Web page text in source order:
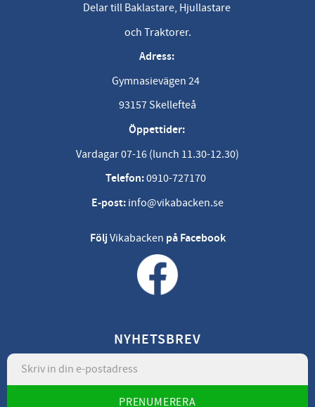
Delar till Baklastare, Hjullastare
och Traktorer.
Adress:
Gymnasievägen 24
93157 Skellefteå
Öppettider:
Vardagar 07-16 (lunch 11.30-12.30)
Telefon:0910-727170
E-post: info@vikabacken.se
FöljVikabacken på Facebook
NYHETSBREV
PRENUMERERA